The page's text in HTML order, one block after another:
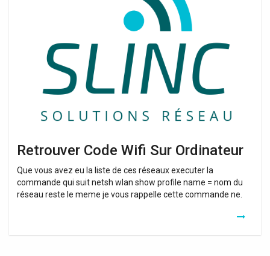
Retrouver Code Wifi Sur Ordinateur
Que vous avez eu la liste de ces réseaux executer la
commande qui suit netsh wlan show profile name = nom du
réseau reste le meme je vous rappelle cette commande ne.